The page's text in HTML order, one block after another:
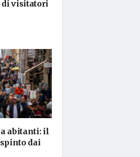
di visitatori
abitanti: il
dai